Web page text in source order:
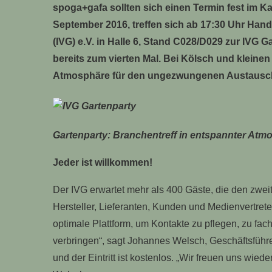
spoga+gafa sollten sich einen Termin fest im
September 2016, treffen sich ab 17:30 Uhr
(IVG) e.V. in Halle 6, Stand C028/D029 zur IVG
bereits zum vierten Mal. Bei Kölsch und
Atmosphäre für den ungezwungenen
Gartenparty: Branchentreff in entspannter
Jeder ist willkommen!
Der IVG erwartet mehr als 400 Gäste, die den
Hersteller, Lieferanten, Kunden und
optimale Plattform, um Kontakte zu pflegen, zu
verbringen“, sagt Johannes Welsch,
und der Eintritt ist kostenlos. „Wir freuen uns